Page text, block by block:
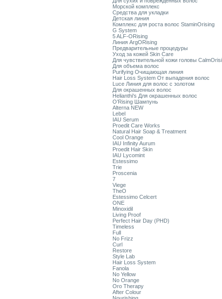
Морской комплекс
Средства для укладки
Детская линия
Комплекс для роста волос StaminOrising
G System
5 ALF-ORising
Линия ArgORising
Предварительные процедуры
Уход за кожей Skin Care
Для чувствительной кожи головы
Для объема волос
Purifying Очищающая линия
Hair Loss System От выпадения волос
Luce Линия для волос с золотом
Для окрашенных волос
Helianthi's Для окрашенных волос
O’Rising Шампунь
Alterna NEW
Lebel
IAU Serum
Proedit Care Works
Natural Hair Soap & Treatment
Cool Orange
IAU Infinity Aurum
Proedit Hair Skin
IAU Lycomint
Estessimo
Trie
Proscenia
7
Viege
TheO
Estessimo Celcert
ONE
Minoxidil
Living Proof
Perfect Hair Day (PHD)
Timeless
Full
No Frizz
Curl
Restore
Style Lab
Hair Loss System
Fanola
No Yellow
No Orange
Oro Therapy
After Colour